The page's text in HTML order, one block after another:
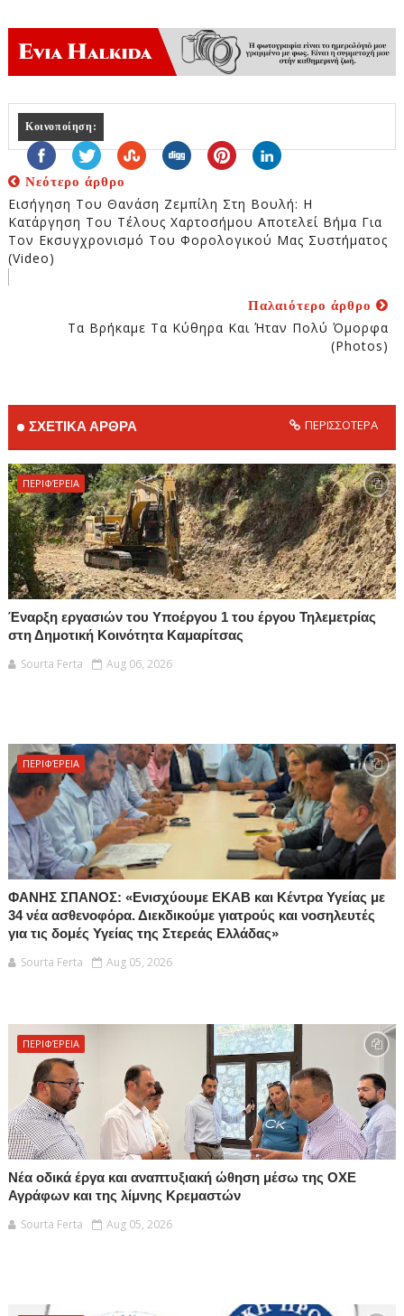
Κοινοποίηση:
Νεότερο άρθρο
Εισήγηση Του Θανάση Ζεμπίλη Στη Βουλή: Η
Κατάργηση Του Τέλους Χαρτοσήμου Αποτελεί Βήμα Για
Τον Εκσυγχρονισμό Του Φορολογικού Μας Συστήματος
(video)
Παλαιότερο άρθρο
Τα Βρήκαμε Τα Κύθηρα Και Ήταν Πολύ Όμορφα
(photos)
ΣΧΕΤΙΚΑ ΑΡΘΡΑ ΠΕΡΙΣΣΟΤΕΡΑ
ΠΕΡΙΦΈΡΕΙΑ
Έναρξη εργασιών του Υποέργου 1 του έργου Τηλεμετρίας
στη Δημοτική Κοινότητα Καμαρίτσας
Sourta Ferta
Aug 06, 2026
ΠΕΡΙΦΈΡΕΙΑ
ΦΑΝΗΣ ΣΠΑΝΟΣ: «Ενισχύουμε ΕΚΑΒ και Κέντρα Υγείας με
34 νέα ασθενοφόρα. Διεκδικούμε γιατρούς και νοσηλευτές
για τις δομές Υγείας της Στερεάς Ελλάδας»
Sourta Ferta
Aug 05, 2026
ΠΕΡΙΦΈΡΕΙΑ
Νέα οδικά έργα και αναπτυξιακή ώθηση μέσω της ΟΧΕ
Αγράφων και της λίμνης Κρεμαστών
Sourta Ferta
Aug 05, 2026